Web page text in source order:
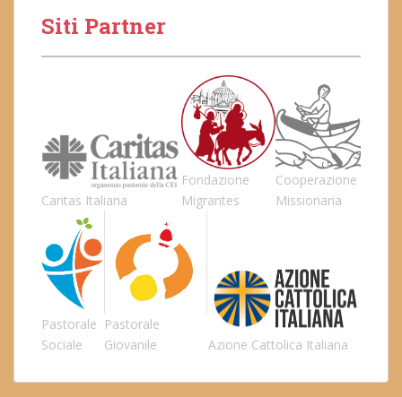
Siti Partner
Caritas Italiana
Fondazione
Migrantes
Cooperazione
Missionaria
Pastorale
Sociale
Pastorale
Giovanile
Azione Cattolica Italiana